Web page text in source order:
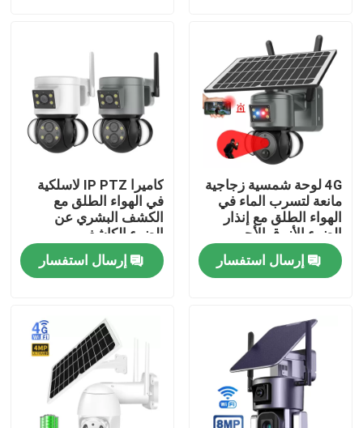
فيديوهات
حولنا
جولة في المصنع
مراقبة الجودة
اتصل بنا
أخبار
اطلب اقتباس
واي فاي كاميرا الأمن المصباح الكهربائي
4G لوحة شمسية زجاجية
مانعة لتسرب الماء في
الهواء الطلق مع إنذار
الضوء الأزرق الأحمر
إرسال استفسار
كاميرا IP PTZ لاسلكية
في الهواء الطلق مع
الكشف البشري عن
الضوء الكاشف
إرسال استفسار